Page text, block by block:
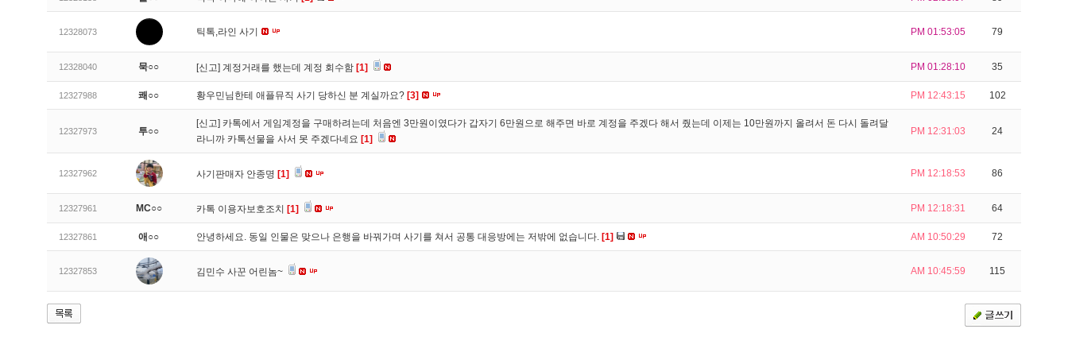
12328073 틱톡,라인 사기 PM 01:53:05 79
12328040 묵○○ [신고] 계정거래를 했는데 계정 회수함 [1] PM 01:28:10 35
12327988 쾌○○ 황우민님한테 애플뮤직 사기 당하신 분 계실까요? [3] PM 12:43:15 102
12327973 투○○
[신고] 카톡에서 게임계정을 구매하려는데 처음엔 3만원이였다가 갑자기 6만원으로 해주면 바로 계정을 주겠다 해서 줬는데 이제는 10만원까지 올려서 돈 다시 돌려달
라니까 카톡선물을 사서 못 주겠다네요 [1]
PM 12:31:03 24
12327962 사기판매자 안종명 [1] PM 12:18:53 86
12327961 MC○○ 카톡 이용자보호조치 [1] PM 12:18:31 64
12327861 애○○ 안녕하세요. 동일 인물은 맞으나 은행을 바꿔가며 사기를 쳐서 공통 대응방에는 저밖에 없습니다. [1] AM 10:50:29 72
12327853 김민수 사꾼 어린놈~ AM 10:45:59 115